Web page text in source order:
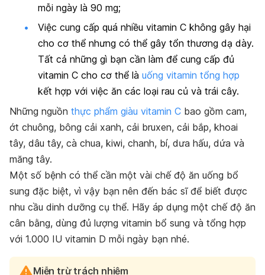
mỗi ngày là 90 mg;
Việc cung cấp quá nhiều vitamin C không gây hại
cho cơ thể nhưng có thể gây tổn thương dạ dày.
Tất cả những gì bạn cần làm để cung cấp đủ
vitamin C cho cơ thể là uống vitamin tổng hợp
kết hợp với việc ăn các loại rau củ và trái cây.
Những nguồn thực phẩm giàu vitamin C bao gồm cam,
ớt chuông, bông cải xanh, cải bruxen, cải bắp, khoai
tây, dâu tây, cà chua, kiwi, chanh, bí, dưa hấu, dứa và
măng tây.
Một số bệnh có thể cần một vài chế độ ăn uống bổ
sung đặc biệt, vì vậy bạn nên đến bác sĩ để biết được
nhu cầu dinh dưỡng cụ thể. Hãy áp dụng một chế độ ăn
cân bằng, dùng đủ lượng vitamin bổ sung và tổng hợp
với 1.000 IU vitamin D mỗi ngày bạn nhé.
Miễn trừ trách nhiệm